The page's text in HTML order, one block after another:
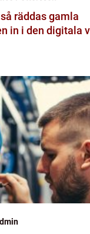
in i den digitala